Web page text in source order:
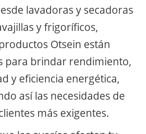
lavadoras y secadoras
y frigoríficos,
Otsein están
para brindar rendimiento,
y eficiencia energética,
así las necesidades de
más exigentes.